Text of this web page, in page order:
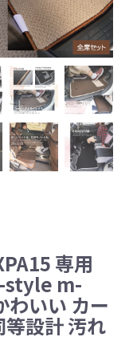
専用
style m-
いい カー
設計 汚れ